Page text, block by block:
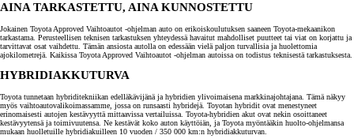
AINA TARKASTETTU, AINA KUNNOSTETTU
Jokainen Toyota Approved Vaihtoautot -ohjelman auto on erikoiskoulutuksen saaneen Toyota-mekaanikon
tarkastama. Perusteellisen teknisen tarkastuksen yhteydessä havaitut mahdolliset puutteet tai viat on korjattu ja
tarvittavat osat vaihdettu. Tämän ansiosta autolla on edessään vielä paljon turvallisia ja huolettomia
ajokilometrejä. Kaikissa Toyota Approved Vaihtoautot -ohjelman autoissa on todistus teknisestä tarkastuksesta.
HYBRIDIAKKUTURVA
Toyota tunnetaan hybriditekniikan edelläkävijänä ja hybridien ylivoimaisena markkinajohtajana. Tämä näkyy
myös vaihtoautovalikoimassamme, jossa on runsaasti hybridejä. Toyotan hybridit ovat menestyneet
erinomaisesti autojen kestävyyttä mittaavissa vertailuissa. Toyota-hybridien akut ovat nekin osoittaneet
kestävyytensä ja toimivuutensa. Ne kestävät koko auton käyttöiän, ja Toyota myöntääkin huolto-ohjelmansa
mukaan huolletuille hybridiakuilleen 10 vuoden / 350 000 km:n hybridiakkuturvan.